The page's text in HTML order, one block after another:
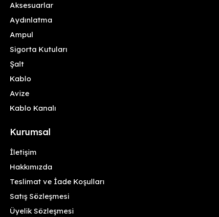
Aksesuarlar
Aydınlatma
Ampul
Sigorta Kutuları
Şalt
Kablo
Avize
Kablo Kanalı
Kurumsal
İletişim
Hakkımızda
Teslimat ve İade Koşulları
Satış Sözleşmesi
Üyelik Sözleşmesi